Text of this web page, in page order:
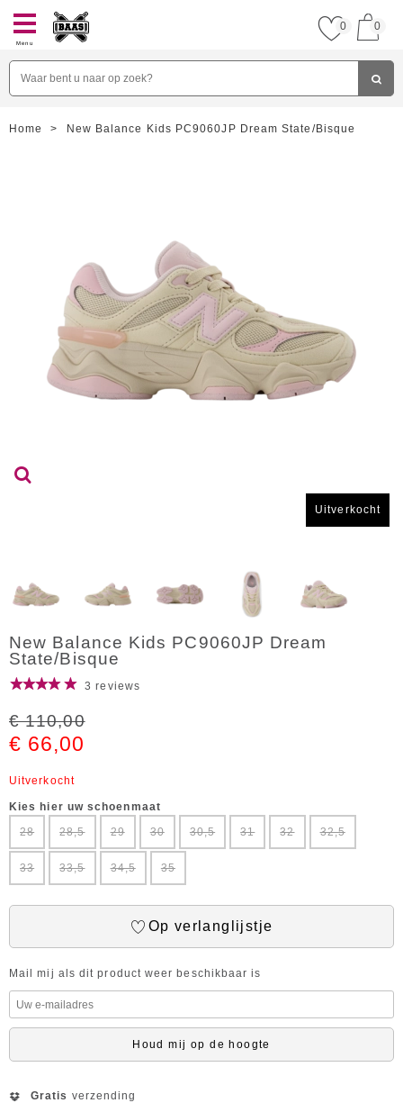
Menu
0 0
Home > New Balance Kids PC9060JP Dream State/Bisque
Uitverkocht
New Balance Kids PC9060JP Dream
State/Bisque
3 reviews
€ 110,00
€ 66,00
Uitverkocht
Kies hier uw schoenmaat
28
28,5 29 30 30,5 31 32 32,5
33 33,5 34,5 35
Op verlanglijstje
Mail mij als dit product weer beschikbaar is
Houd mij op de hoogte
Gratis verzending